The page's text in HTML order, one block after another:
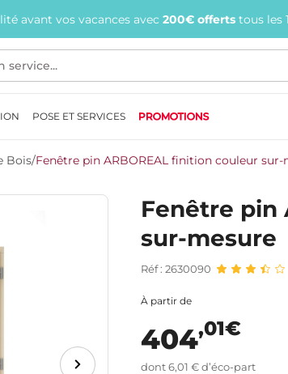
avant vos vacances avec 200€ offerts tous les
POSE ET SERVICES PROMOTIONS
Bois/Fenêtre pin ARBOREAL finition couleur sur-
Fenêtre pin
sur-mesure
Réf : 2630090
À partir de
404,01€
dont 6,01 € d’éco-part